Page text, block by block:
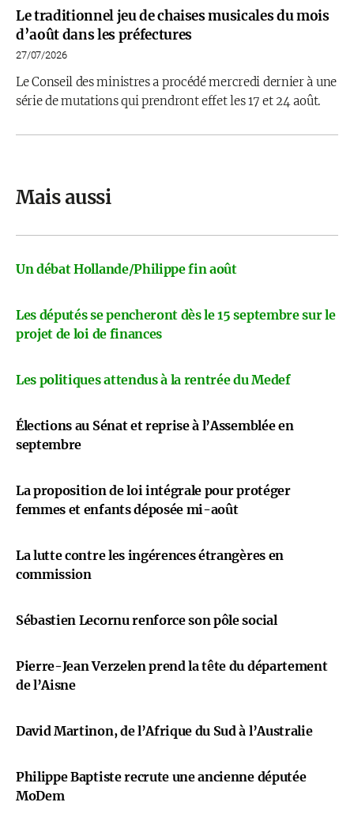
Le traditionnel jeu de chaises musicales du mois
d’août dans les préfectures
27/07/2026
Le Conseil des ministres a procédé mercredi dernier à une
série de mutations qui prendront effet les 17 et 24 août.
Mais aussi
Un débat Hollande/Philippe fin août
Les députés se pencheront dès le 15 septembre sur le
projet de loi de finances
Les politiques attendus à la rentrée du Medef
Élections au Sénat et reprise à l’Assemblée en
septembre
La proposition de loi intégrale pour protéger
femmes et enfants déposée mi-août
La lutte contre les ingérences étrangères en
commission
Sébastien Lecornu renforce son pôle social
Pierre-Jean Verzelen prend la tête du département
de l’Aisne
David Martinon, de l’Afrique du Sud à l’Australie
Philippe Baptiste recrute une ancienne députée
MoDem